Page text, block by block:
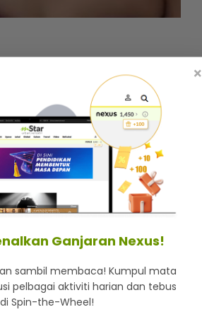
berkongsi video ketika dia
dirinya berkemban dan
jodoh kiriman Tuhan
bahagia tanpa gangguan -
fasa bahagian dan sama
×
Ganjaran Nexus!
sambil membaca! Kumpul mata
pelbagai aktiviti harian dan tebus
di Spin-the-Wheel!